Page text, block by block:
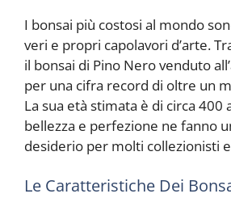
I bonsai più costosi al mondo
veri e propri capolavori d’arte.
il bonsai di Pino Nero venduto
per una cifra record di oltre un
La sua età stimata è di circa 400
bellezza e perfezione ne fanno
desiderio per molti collezionisti
Le Caratteristiche Dei